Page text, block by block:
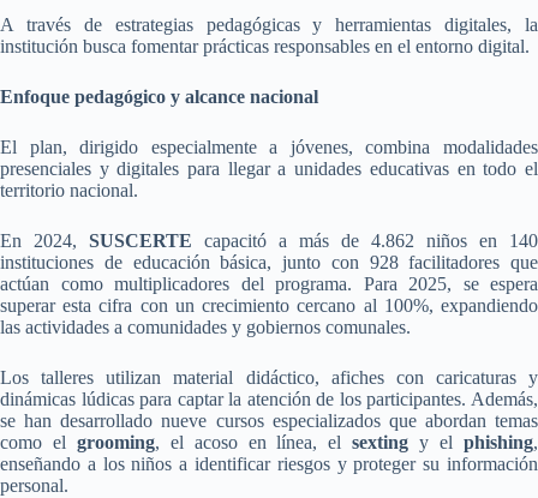
A través de estrategias pedagógicas y herramientas digitales, la
institución busca fomentar prácticas responsables en el entorno digital.
Enfoque pedagógico y alcance nacional
El plan, dirigido especialmente a jóvenes, combina modalidades
presenciales y digitales para llegar a unidades educativas en todo el
territorio nacional.
En 2024, SUSCERTE capacitó a más de 4.862 niños en 140
instituciones de educación básica, junto con 928 facilitadores que
actúan como multiplicadores del programa. Para 2025, se espera
superar esta cifra con un crecimiento cercano al 100%, expandiendo
las actividades a comunidades y gobiernos comunales.
Los talleres utilizan material didáctico, afiches con caricaturas y
dinámicas lúdicas para captar la atención de los participantes. Además,
se han desarrollado nueve cursos especializados que abordan temas
como el grooming, el acoso en línea, elsexting y elphishing,
enseñando a los niños a identificar riesgos y proteger su información
personal.